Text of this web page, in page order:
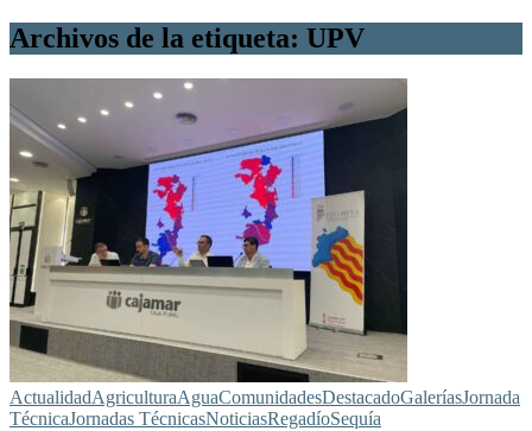
Archivos de la etiqueta: UPV
ActualidadAgriculturaAguaComunidadesDestacadoGaleríasJornada
TécnicaJornadas TécnicasNoticiasRegadíoSequía